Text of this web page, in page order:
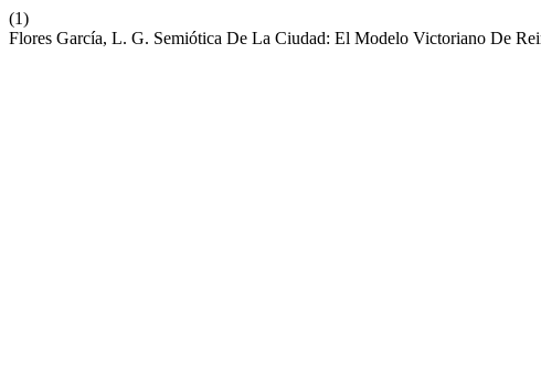
(1)
Flores García, L. G. Semiótica De La Ciudad: El Modelo Victoriano De